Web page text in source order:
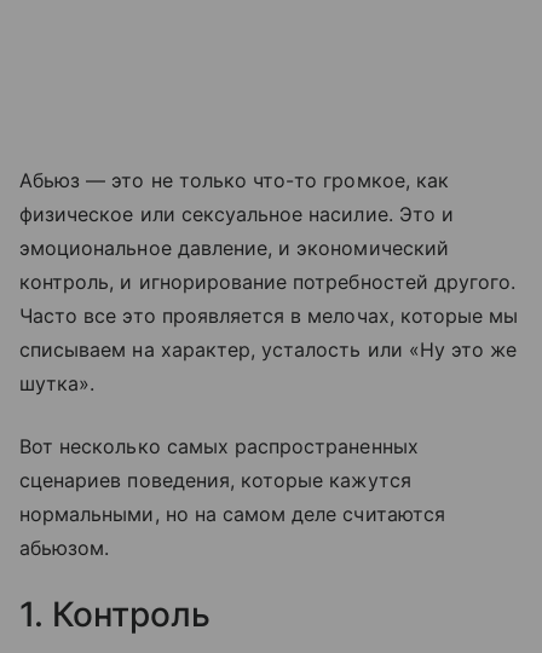
Абьюз — это не только что-то громкое, как
физическое или сексуальное насилие. Это и
эмоциональное давление, и экономический
контроль, и игнорирование потребностей другого.
Часто все это проявляется в мелочах, которые мы
списываем на характер, усталость или «Ну это же
шутка».
Вот несколько самых распространенных
сценариев поведения, которые кажутся
нормальными, но на самом деле считаются
абьюзом.
1. Контроль